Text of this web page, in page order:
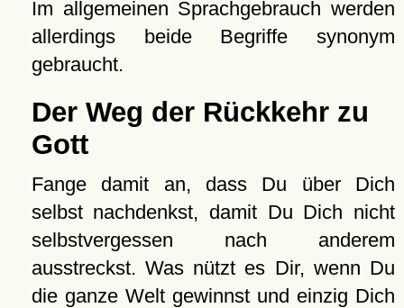
Im allgemeinen Sprachgebrauch werden
allerdings beide Begriffe synonym
gebraucht.
Der Weg der Rückkehr zu
Gott
Fange damit an, dass Du über Dich
selbst nachdenkst, damit Du Dich nicht
selbstvergessen nach anderem
ausstreckst. Was nützt es Dir, wenn Du
die ganze Welt gewinnst und einzig Dich